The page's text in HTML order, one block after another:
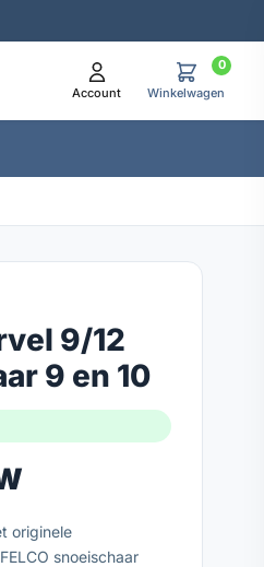
Account
0
Winkelwagen
9/12
9 en 10
originele
snoeischaar